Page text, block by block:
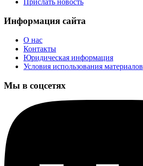
Прислать новость
Информация сайта
О нас
Контакты
Юридическая информация
Условия использования материалов
Мы в соцсетях